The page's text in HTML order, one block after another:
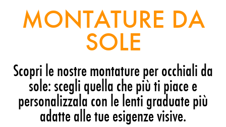
MONTATURE DA
SOLE
Scopri le nostre montature per occhiali da
sole: scegli quella che più ti piace e
personalizzala con le lenti graduate più
adatte alle tue esigenze visive.